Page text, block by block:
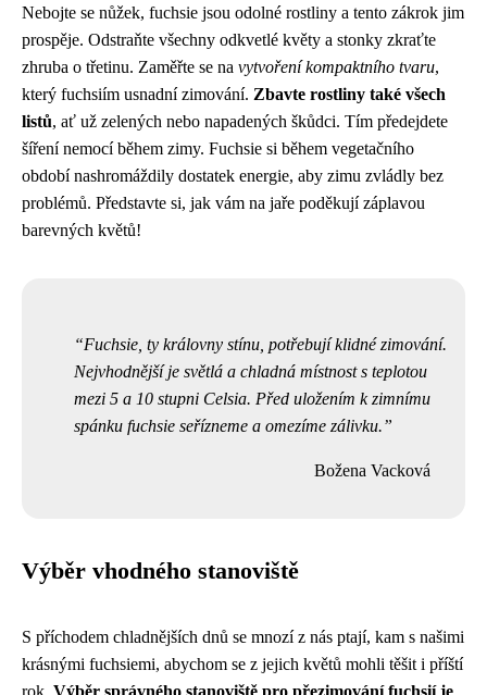
Nebojte se nůžek, fuchsie jsou odolné rostliny a tento zákrok jim
prospěje. Odstraňte všechny odkvetlé květy a stonky zkraťte
zhruba o třetinu. Zaměřte se na vytvoření kompaktního tvaru,
který fuchsiím usnadní zimování. Zbavte rostliny také všech
listů, ať už zelených nebo napadených škůdci. Tím předejdete
šíření nemocí během zimy. Fuchsie si během vegetačního
období nashromáždily dostatek energie, aby zimu zvládly bez
problémů. Představte si, jak vám na jaře poděkují záplavou
barevných květů!
Fuchsie, ty královny stínu, potřebují klidné zimování.
Nejvhodnější je světlá a chladná místnost s teplotou
mezi 5 a 10 stupni Celsia. Před uložením k zimnímu
spánku fuchsie seřízneme a omezíme zálivku.
Božena Vacková
Výběr vhodného stanoviště
S příchodem chladnějších dnů se mnozí z nás ptají, kam s našimi
krásnými fuchsiemi, abychom se z jejich květů mohli těšit i příští
rok. Výběr správného stanoviště pro přezimování fuchsií je